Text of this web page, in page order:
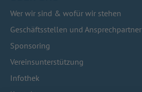
Wer wir sind & wofür wir stehen
Geschäftsstellen und Ansprechpartner
Sponsoring
Vereinsunterstützung
Infothek